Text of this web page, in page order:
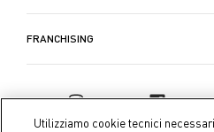
FRANCHISING
Utilizziamo cookie tecnici